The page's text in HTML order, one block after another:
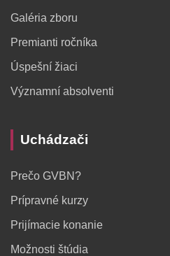
Galéria zboru
Premianti ročníka
Úspešní žiaci
Významní absolventi
Uchádzači
Prečo GVBN?
Prípravné kurzy
Prijímacie konanie
Možnosti štúdia